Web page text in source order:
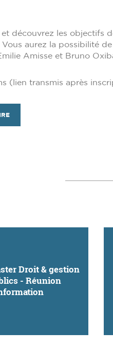
découvrez les objectifs
Vous aurez la possibilité
Amisse et Bruno
(lien transmis après
Droit & gestion
- Réunion